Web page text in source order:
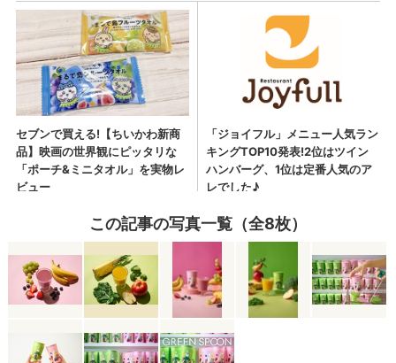
この記事の写真一覧（全8枚）